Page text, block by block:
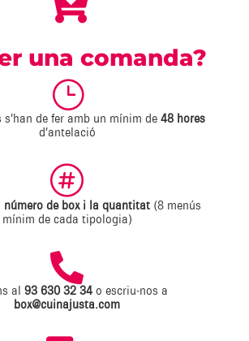
una comanda?
}
s’han de fer amb un mínim de48 hores
d’antelació

número de box i la quantitat (8 menús
mínim de cada tipologia)

al93 630 32 34o escriu-nos a
box@cuinajusta.com